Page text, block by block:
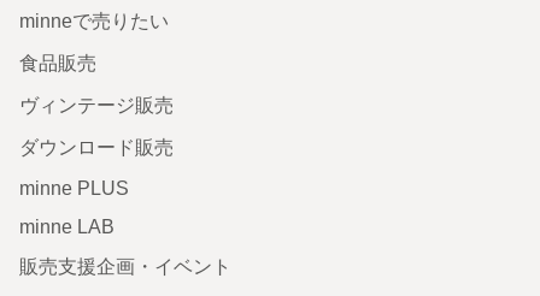
minneで売りたい
食品販売
ヴィンテージ販売
ダウンロード販売
minne PLUS
minne LAB
販売支援企画・イベント